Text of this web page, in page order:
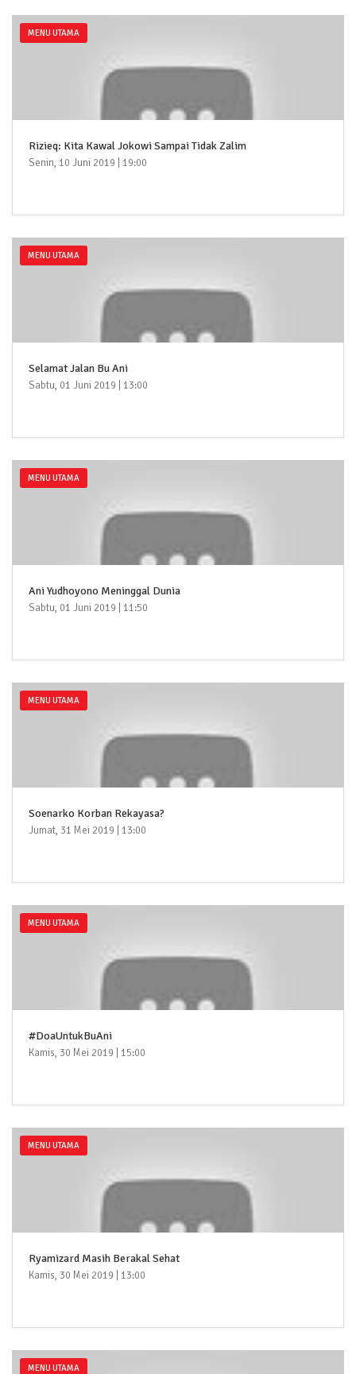
MENU UTAMA
Rizieq: Kita Kawal Jokowi Sampai Tidak Zalim
Senin, 10 Juni 2019 | 19:00
MENU UTAMA
Selamat Jalan Bu Ani
Sabtu, 01 Juni 2019 | 13:00
MENU UTAMA
Ani Yudhoyono Meninggal Dunia
Sabtu, 01 Juni 2019 | 11:50
MENU UTAMA
Soenarko Korban Rekayasa?
Jumat, 31 Mei 2019 | 13:00
MENU UTAMA
#DoaUntukBuAni
Kamis, 30 Mei 2019 | 15:00
MENU UTAMA
Ryamizard Masih Berakal Sehat
Kamis, 30 Mei 2019 | 13:00
MENU UTAMA